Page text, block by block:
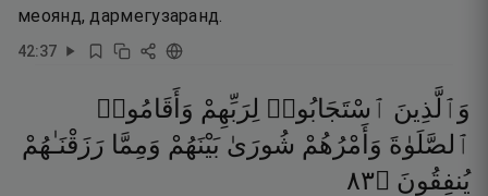
меоянд, дармегузаранд.
42:37
وَٱلَّذِينَ ٱسْتَجَابُوا۟ لِرَبِّهِمْ وَأَقَامُوا۟
ٱلصَّلَوٰةَ وَأَمْرُهُمْ شُورَىٰ بَيْنَهُمْ وَمِمَّا رَزَقْنَـٰهُمْ
يُنفِقُونَ ۝٣٨